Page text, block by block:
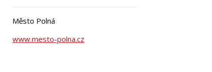
Město Polná
www.mesto-polna.cz